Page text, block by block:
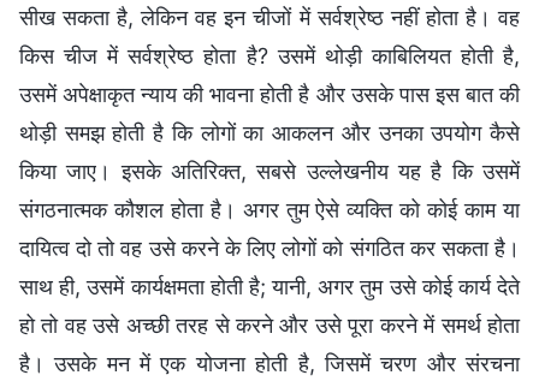
सीख सकता है, लेकिन वह इन चीजों में सर्वश्रेष्ठ नहीं होता है। वह
किस चीज में सर्वश्रेष्ठ होता है? उसमें थोड़ी काबिलियत होती है,
उसमें अपेक्षाकृत न्याय की भावना होती है और उसके पास इस बात की
थोड़ी समझ होती है कि लोगों का आकलन और उनका उपयोग कैसे
किया जाए। इसके अतिरिक्त, सबसे उल्लेखनीय यह है कि उसमें
संगठनात्मक कौशल होता है। अगर तुम ऐसे व्यक्ति को कोई काम या
दायित्व दो तो वह उसे करने के लिए लोगों को संगठित कर सकता है।
साथ ही, उसमें कार्यक्षमता होती है; यानी, अगर तुम उसे कोई कार्य देते
हो तो वह उसे अच्छी तरह से करने और उसे पूरा करने में समर्थ होता
है। उसके मन में एक योजना होती है, जिसमें चरण और संरचना